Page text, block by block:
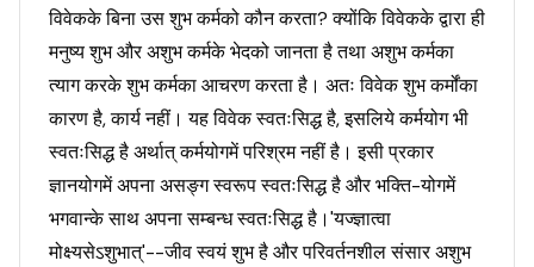
विवेकके बिना उस शुभ कर्मको कौन करता? क्योंकि विवेकके द्वारा ही
मनुष्य शुभ और अशुभ कर्मके भेदको जानता है तथा अशुभ कर्मका
त्याग करके शुभ कर्मका आचरण करता है। अतः विवेक शुभ कर्मोंका
कारण है, कार्य नहीं। यह विवेक स्वतःसिद्ध है, इसलिये कर्मयोग भी
स्वतःसिद्ध है अर्थात् कर्मयोगमें परिश्रम नहीं है। इसी प्रकार
ज्ञानयोगमें अपना असङ्ग स्वरूप स्वतःसिद्ध है और भक्ति-योगमें
भगवान्के साथ अपना सम्बन्ध स्वतःसिद्ध है।'यज्ज्ञात्वा
मोक्ष्यसेऽशुभात्'--जीव स्वयं शुभ है और परिवर्तनशील संसार अशुभ